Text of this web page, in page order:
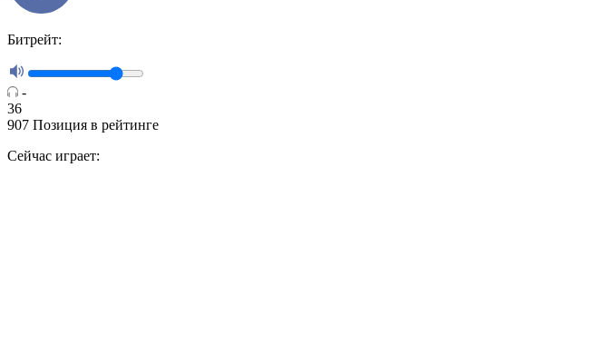
Битрейт:
-
36
907 Позиция в рейтинге
Сейчас играет: